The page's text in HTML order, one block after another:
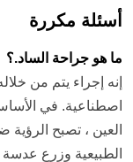
أسئلة مكررة
ما هو جراحة الساد.؟
إنه إجراء يتم من
اصطناعية. في
العين ، تصبح الرؤية
الطبيعية وزرع